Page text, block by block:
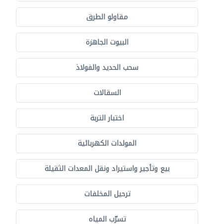
مقاولو الطرق
البيوت الجاهزة
سحب الحديد والفولاذ
السقالات
اختبار التربة
المولدات الكهربائية
بيع وتأجير واستيراد ونقل المعدات الثقيلة
ترحيل المخلفات
تسرّب المياه